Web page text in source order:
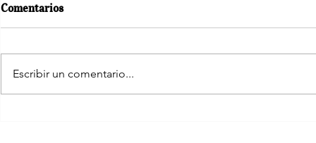
Comentarios
Escribir un comentario...